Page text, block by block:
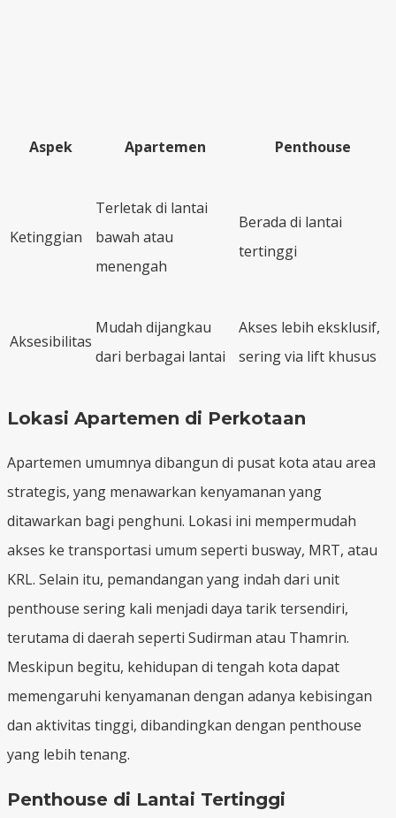
Aspek Apartemen Penthouse
Ketinggian
Terletak di lantai
bawah atau
menengah
Berada di lantai
tertinggi
Aksesibilitas
Mudah dijangkau
dari berbagai lantai
Akses lebih eksklusif,
sering via lift khusus
Lokasi Apartemen di Perkotaan
Apartemen umumnya dibangun di pusat kota atau area
strategis, yang menawarkan kenyamanan yang
ditawarkan bagi penghuni. Lokasi ini mempermudah
akses ke transportasi umum seperti busway, MRT, atau
KRL. Selain itu, pemandangan yang indah dari unit
penthouse sering kali menjadi daya tarik tersendiri,
terutama di daerah seperti Sudirman atau Thamrin.
Meskipun begitu, kehidupan di tengah kota dapat
memengaruhi kenyamanan dengan adanya kebisingan
dan aktivitas tinggi, dibandingkan dengan penthouse
yang lebih tenang.
Penthouse di Lantai Tertinggi